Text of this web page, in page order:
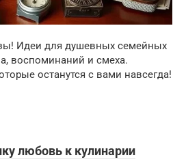
Идеи для душевных семейных
воспоминаний и смеха.
останутся с вами навсегда!
любовь к кулинарии